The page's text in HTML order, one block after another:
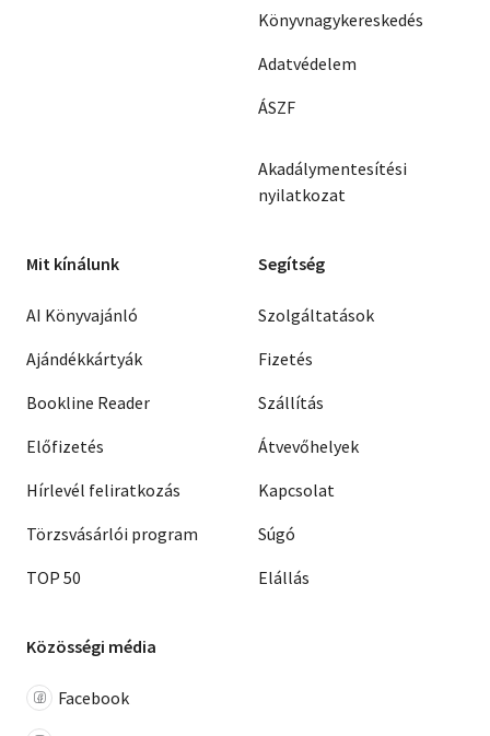
Könyvnagykereskedés
Adatvédelem
ÁSZF
Akadálymentesítési
nyilatkozat
Mit kínálunk
AI Könyvajánló
Ajándékkártyák
Bookline Reader
Előfizetés
Hírlevél feliratkozás
Törzsvásárlói program
TOP 50
Segítség
Szolgáltatások
Fizetés
Szállítás
Átvevőhelyek
Kapcsolat
Súgó
Elállás
Közösségi média
Facebook